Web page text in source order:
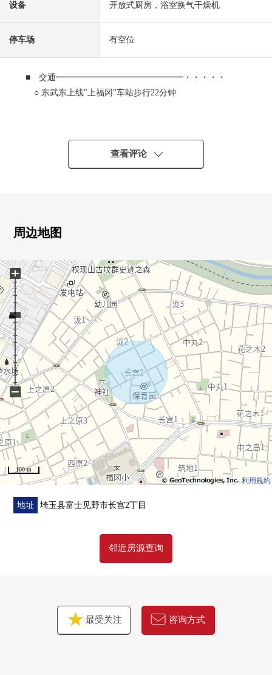
设备 开放式厨房，浴室换气干燥机
停车场 有空位
■ 交通━━━━━━━━━━━━━━━・・・・・
○ 东武东上线"上福冈"车站步行22分钟
■ 推荐焦点━━━━━━━━━━━━━━━・・・・・
○ 采光、通风在角地良好
○ 明亮地有开放感觉的客厅
架
○ 孩子的娱乐场所或者客厅等的用途各种各样，并且能灵
活运用西式房间式样的日式房间
○ 在门口，有便利的泥地收纳
○ 有停车位2台分(出自车型的)
○ 商业设施在步行范围以内，购物也是便利的位置
○ 小学也距离最近，并且上学也放心
■ 设备━━━━━━━━━━━━━━━・・・・・
○ 人造大理开放式组合厨房
○ 餐具冲洗烘干机
○ 有浴室烘干机的整体卫浴
○ 步入式衣帽间
○ 地板下边收纳
○ 有全居室收纳
■ 周边施设━━━━━━━━━━━━━━━・・・・・
○ 福冈小学步行4分钟(约270m)
○ 花的树中学步行9分钟(约690m)
○ Lawson富士见野松山店步行9分钟(约670m)
○ 永旺TOWN富士见野步行10分钟(约760m)
查看评论
周边地图
利用規約
100 m
+
−
地址 埼玉县富士见野市长宫2丁目
邻近房源查询
最受关注 咨询方式